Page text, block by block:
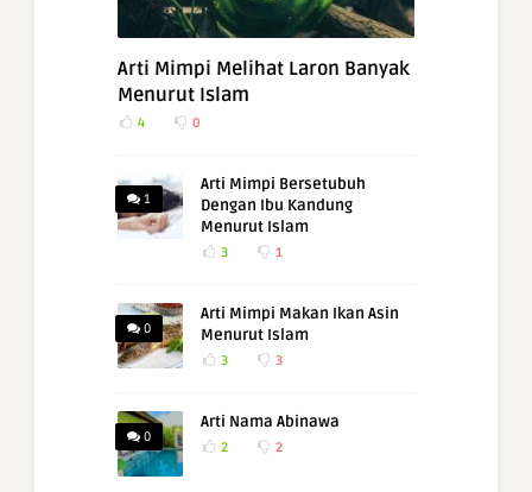
Arti Mimpi Melihat Laron Banyak
Menurut Islam
4 0
1
Arti Mimpi Bersetubuh
Dengan Ibu Kandung
Menurut Islam
3 1
0
Arti Mimpi Makan Ikan Asin
Menurut Islam
3 3
0
Arti Nama Abinawa
2 2